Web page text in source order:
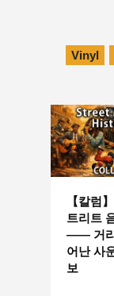
Vinyl
【칼럼
트리트
—— 거
어난 사
보